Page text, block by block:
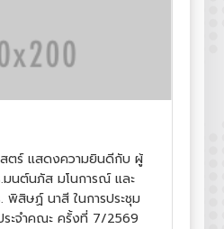
ตร์ แสดงความยินดีกับ ผู้
มนต์นภัส มโนการณ์ และ
พิสิษฏ์ นาสี ในการประชุม
ระจำคณะ ครั้งที่ 7/2569